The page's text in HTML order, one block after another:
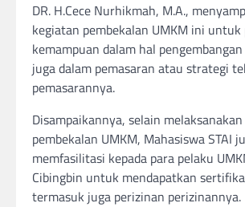
DR. H.Cece Nurhikmah, M.A.,
kegiatan pembekalan UMKM ini
kemampuan dalam hal
juga dalam pemasaran atau strategi
pemasarannya.
Disampaikannya, selain
pembekalan UMKM, Mahasiswa STAI
memfasilitasi kepada para pelaku
Cibingbin untuk mendapatkan
termasuk juga perizinan perizinannya.